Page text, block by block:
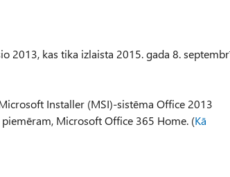
2013, kas tika izlaista 2015. gada 8.
Installer (MSI)-sistēma Office 2013
Microsoft Office 365 Home. (Kā